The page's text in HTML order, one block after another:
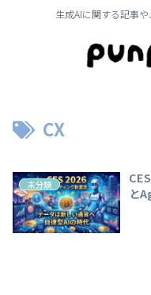
生成AIに関する記事
CX
未分類
と